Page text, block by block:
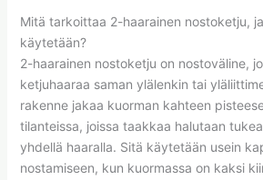
Mitä tarkoittaa 2-haarainen nostoketju,
käytetään?
2-haarainen nostoketju on nostoväline,
ketjuhaaraa saman ylälenkin tai
rakenne jakaa kuorman kahteen
tilanteissa, joissa taakkaa halutaan
yhdellä haaralla. Sitä käytetään usein
nostamiseen, kun kuormassa on kaksi